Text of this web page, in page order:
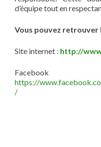
d’équipe tout en
Vous pouvez retrouver
Site internet : http://
https://
/